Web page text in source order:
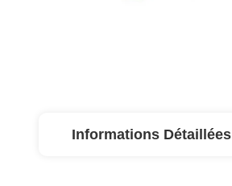
Informations Détaillées